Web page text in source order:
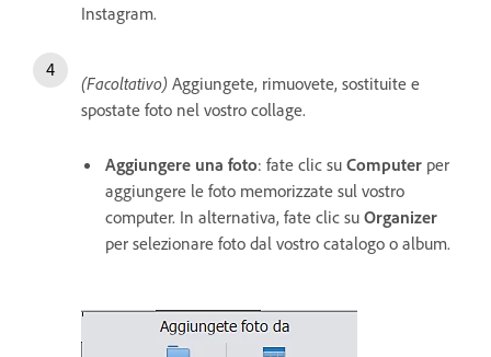
Instagram.
(Facoltativo) Aggiungete, rimuovete, sostituite e
spostate foto nel vostro collage.
Aggiungere una foto: fate clic su Computer per
aggiungere le foto memorizzate sul vostro
computer. In alternativa, fate clic su Organizer
per selezionare foto dal vostro catalogo o album.